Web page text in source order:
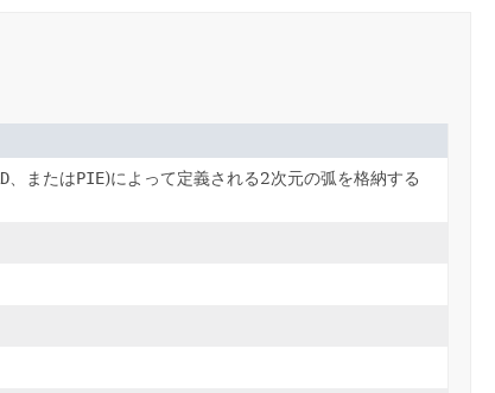
、またはPIE)によって定義される2次元の弧を格納する